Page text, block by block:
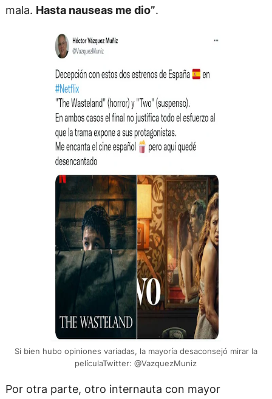
mala. Hasta nauseas me dio”.
Si bien hubo opiniones variadas, la mayoría desaconsejó mirar la
películaTwitter: @VazquezMuniz
Por otra parte, otro internauta con mayor